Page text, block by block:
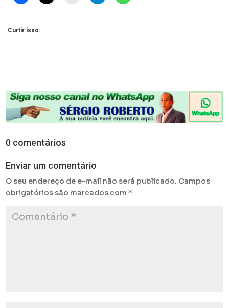
Curtir isso:
0 comentários
Enviar um comentário
O seu endereço de e-mail não será publicado. Campos
obrigatórios são marcados com*